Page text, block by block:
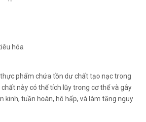
hóa
phẩm chứa tồn dư chất tạo nạc trong
này có thể tích lũy trong cơ thể và gây
kinh, tuần hoàn, hô hấp, và làm tăng nguy